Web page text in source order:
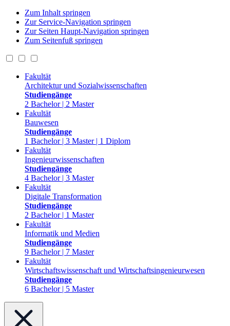
Zum Inhalt springen
Zur Service-Navigation springen
Zur Seiten Haupt-Navigation springen
Zum Seitenfuß springen
Fakultät
Architektur und Sozialwissenschaften
Studiengänge
2 Bachelor | 2 Master
Fakultät
Bauwesen
Studiengänge
1 Bachelor | 3 Master | 1 Diplom
Fakultät
Ingenieurwissenschaften
Studiengänge
4 Bachelor | 3 Master
Fakultät
Digitale Transformation
Studiengänge
2 Bachelor | 1 Master
Fakultät
Informatik und Medien
Studiengänge
9 Bachelor | 7 Master
Fakultät
Wirtschaftswissenschaft und Wirtschaftsingenieurwesen
Studiengänge
6 Bachelor | 5 Master